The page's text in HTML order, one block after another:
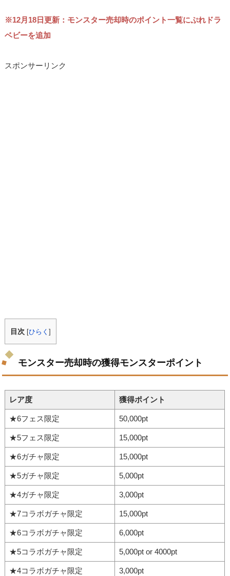
※12月18日更新：モンスター売却時のポイント一覧にぷれドラ
ベビーを追加
スポンサーリンク
目次 [ひらく]
モンスター売却時の獲得モンスターポイント
レア度 獲得ポイント
★6フェス限定 50,000pt
★5フェス限定 15,000pt
★6ガチャ限定 15,000pt
★5ガチャ限定 5,000pt
★4ガチャ限定 3,000pt
★7コラボガチャ限定 15,000pt
★6コラボガチャ限定 6,000pt
★5コラボガチャ限定 5,000pt or 4000pt
★4コラボガチャ限定 3,000pt